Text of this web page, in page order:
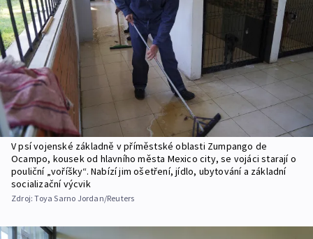
V psí vojenské základně v příměstské oblasti Zumpango de
Ocampo, kousek od hlavního města Mexico city, se vojáci starají o
pouliční „voříšky“. Nabízí jim ošetření, jídlo, ubytování a základní
socializační výcvik
Zdroj:Toya Sarno Jordan/Reuters